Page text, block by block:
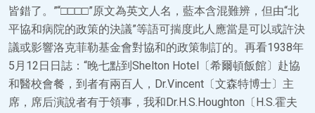
皆錯了。”“□□□□”原文為英文人名，藍本含混難辨，但由“北
平協和病院的政策的決議”等語可揣度此人應當是可以或許決
議或影響洛克菲勒基金會對協和的政策制訂的。再看1938年
5月12日日誌：“晚七點到Shelton Hotel〔希爾頓飯館〕赴協
和醫校會餐，到者有兩百人，Dr.Vincent〔文森特博士〕主
席，席后演說者有于領事，我和Dr.H.S.Houghton〔H.S.霍夫